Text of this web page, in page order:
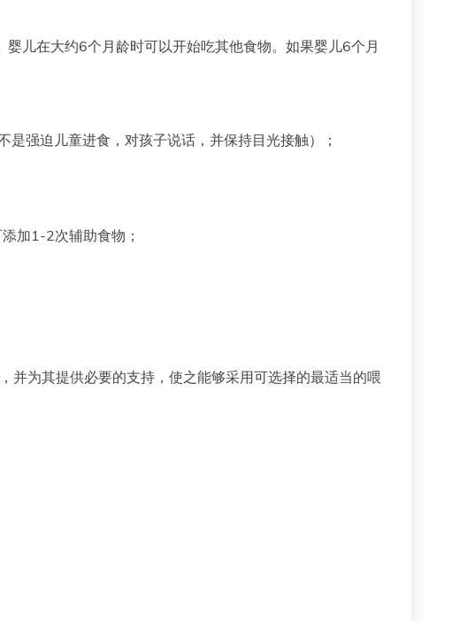
儿在大约6个月龄时可以开始吃其他食物。如果婴儿6个月
强迫儿童进食，对孩子说话，并保持目光接触）；
加1-2次辅助食物；
并为其提供必要的支持，使之能够采用可选择的最适当的喂